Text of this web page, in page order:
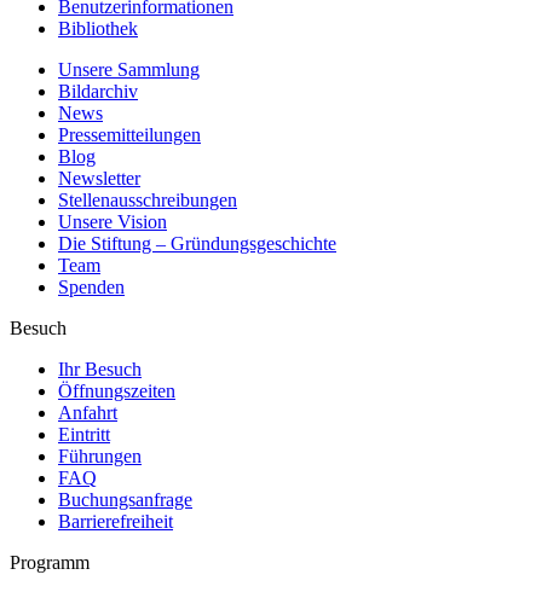
Benutzerinformationen
Bibliothek
Unsere Sammlung
Bildarchiv
News
Pressemitteilungen
Blog
Newsletter
Stellenausschreibungen
Unsere Vision
Die Stiftung – Gründungsgeschichte
Team
Spenden
Besuch
Ihr Besuch
Öffnungszeiten
Anfahrt
Eintritt
Führungen
FAQ
Buchungsanfrage
Barrierefreiheit
Programm